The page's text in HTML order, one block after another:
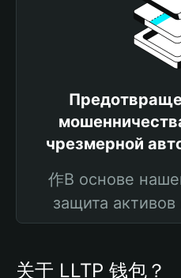
чрезмерной
作В основе
защита активов
关于 LLTP 钱包？